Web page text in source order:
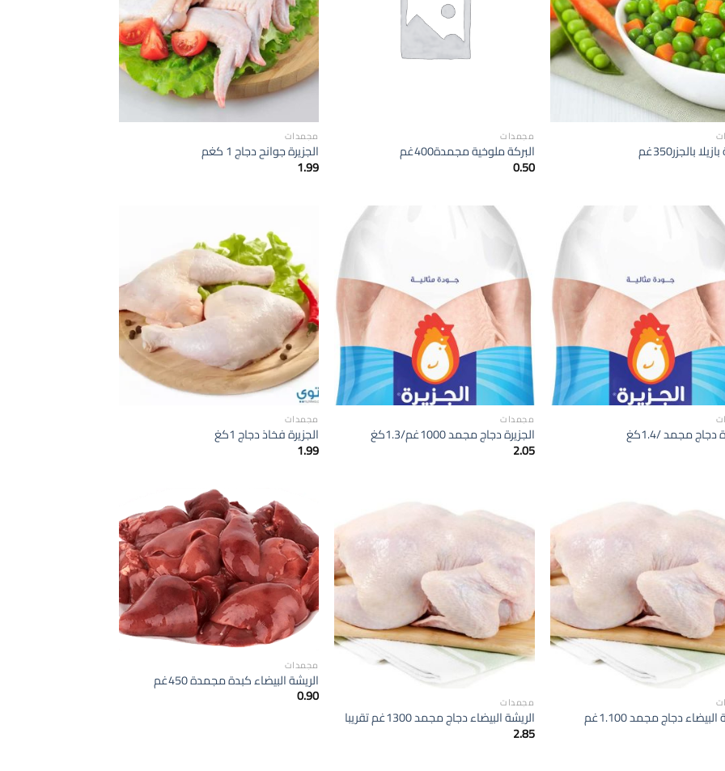
بالجزر350غم
مجمدات
البركة ملوخية مجمدة400غم
0.50
مجمدات
الجزيرة جوانح دجاج 1 كغم
1.99
إضافة
المفضلة
دجاج مجمد /1.4كغ
إضافة
المفضلة
مجمدات
الجزيرة دجاج مجمد 1000غم/1.3كغ
2.05
المفضلة
مجمدات
الجزيرة فخاذ دجاج 1كغ
1.99
إضافة
المفضلة
دجاج مجمد 1.100غم
إضافة
المفضلة
مجمدات
الريشة البيضاء دجاج مجمد 1300غم تقريبا
2.85
إضافة
الى
المفضلة
مجمدات
الريشة البيضاء كبدة مجمدة 450غم
0.90